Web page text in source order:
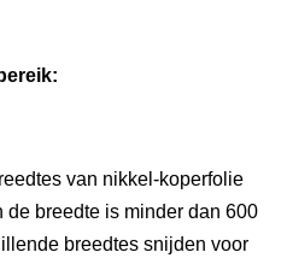
van nikkel-koperfolie
de breedte is minder dan 600
breedtes snijden voor